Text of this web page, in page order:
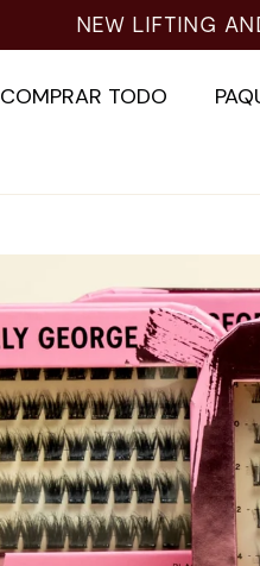
NEW LIFTING
COMPRAR TODO